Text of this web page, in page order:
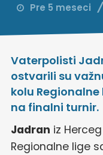
Pre 5 meseci
Vaterpolisti
ostvarili su
kolu
na finalni turnir.
Jadran iz
Regionalne lige